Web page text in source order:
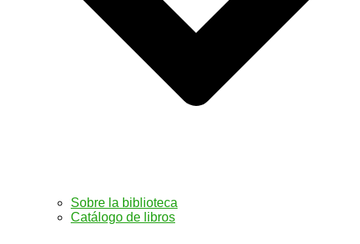
Sobre la biblioteca
Catálogo de libros